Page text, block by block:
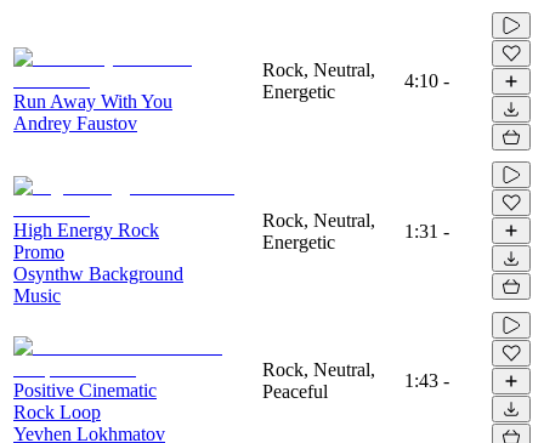
Run Away With You
Andrey Faustov
Rock, Neutral,
Energetic
4:10 -
High Energy Rock
Promo
Osynthw Background
Music
Rock, Neutral,
Energetic
1:31 -
Positive Cinematic
Rock Loop
Yevhen Lokhmatov
Rock, Neutral,
Peaceful
1:43 -